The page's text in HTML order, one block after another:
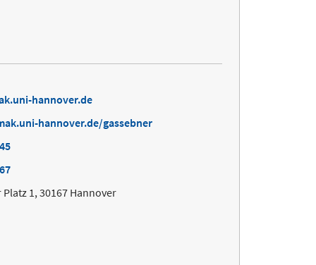
hannover.de
hannover.de/gassebner
1, 30167 Hannover